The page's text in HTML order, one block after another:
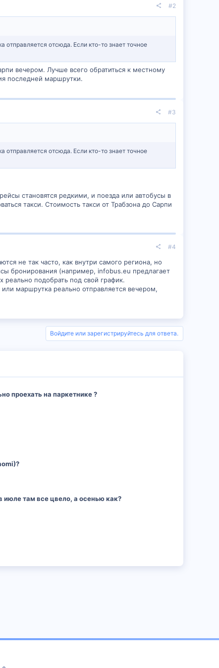
#2
отсюда. Если кто-то знает точное
вечером. Лучше всего обратиться к местному
последней маршрутки.
#3
отсюда. Если кто-то знает точное
становятся редкими, и поезда или автобусы в
такси. Стоимость такси от Трабзона до Сарпи
#4
не так часто, как внутри самого региона, но
бронирования (например, infobus.eu предлагает
подобрать под свой график.
маршрутка реально отправляется вечером,
Войдите или зарегистрируйтесь для ответа.
проехать на паркетнике ?
июле там все цвело, а осенью как?